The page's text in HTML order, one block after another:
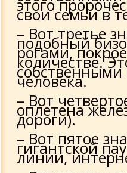
этого
свои семьи в
– Вот третье
подобный
рогами,
количестве.
собственными
человека.
– Вот
оплетена
дороги).
– Вот пятое
гигантской
линии,